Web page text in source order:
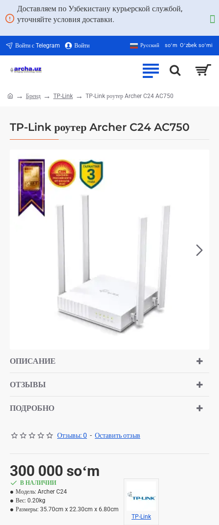
Доставляем по Узбекистану курьерской службой,
уточняйте условия доставки.
Войти с Telegram Войти Русский soʻm Oʻzbek soʻmi
TP-Link роутер Archer C24 AC750
Бренд TP-Link TP-Link роутер Archer C24 AC750
ОПИСАНИЕ
ОТЗЫВЫ
ПОДРОБНО
Отзывы: 0 - Оставить отзыв
300 000 soʻm
В НАЛИЧИИ
Модель: Archer C24
Вес: 0.20kg
Размеры: 35.70cm x 22.30cm x 6.80cm
TP-Link